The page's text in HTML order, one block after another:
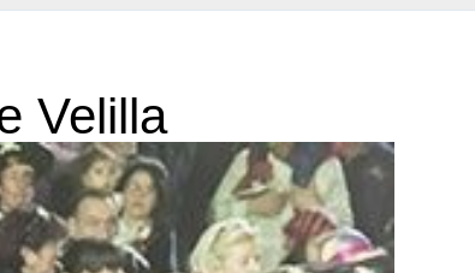
Velilla